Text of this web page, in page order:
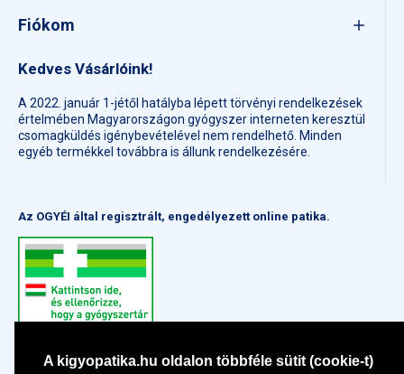
A kigyopatika.hu oldalon többféle sütit (cookie-t)
Fiókom
Kedves Vásárlóink!
A 2022. január 1-jétől hatályba lépett törvényi rendelkezések
értelmében Magyarországon gyógyszer interneten keresztül
csomagküldés igénybevételével nem rendelhető. Minden
egyéb termékkel továbbra is állunk rendelkezésére.
Az OGYÉI által regisztrált, engedélyezett online patika.